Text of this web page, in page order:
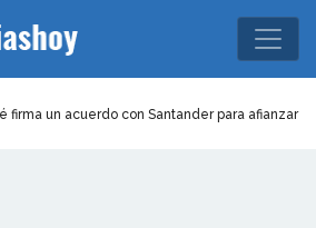
firma un acuerdo con Santander para afianzar